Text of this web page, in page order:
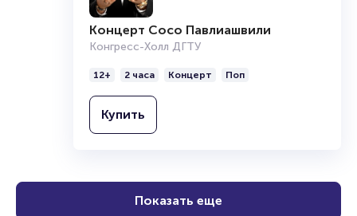
Концерт Сосо Павлиашвили
Конгресс-Холл ДГТУ
12+ 2 часа Концерт Поп
Купить
Показать еще